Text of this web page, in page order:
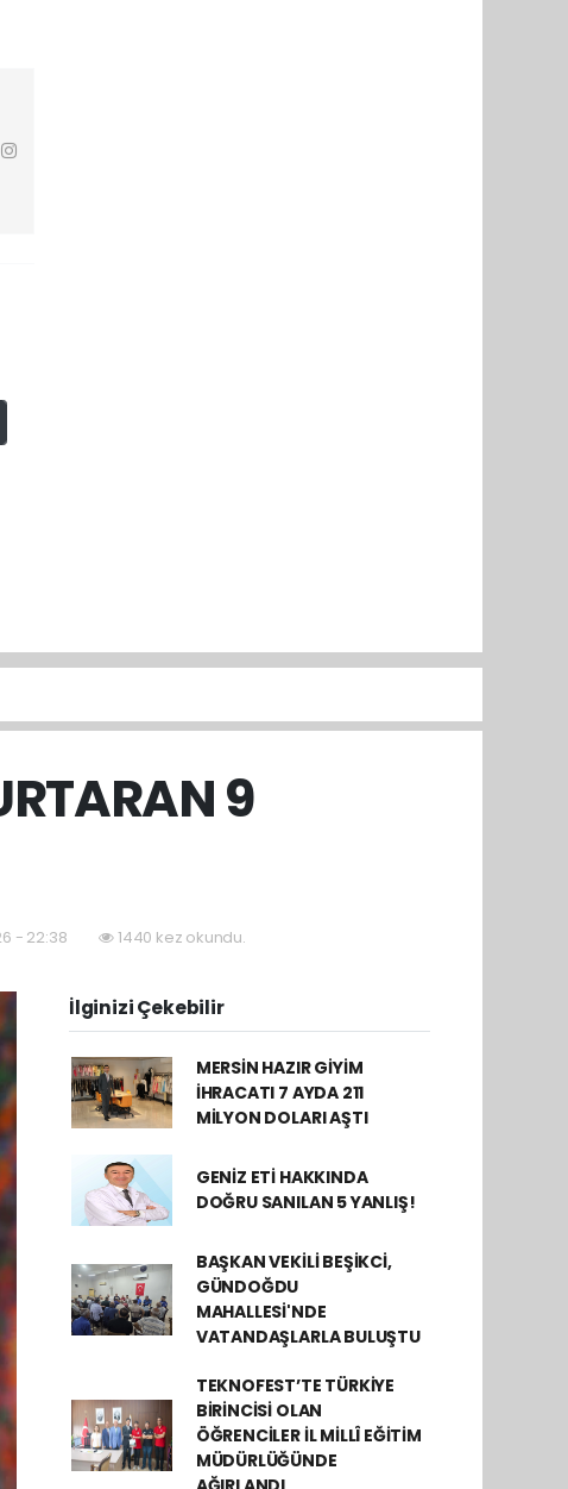
9
- 22:38 1440 kez okundu.
İlginizi Çekebilir
MERSİN HAZIR GİYİM
İHRACATI 7 AYDA 211
MİLYON DOLARI AŞTI
GENİZ ETİ HAKKINDA
DOĞRU SANILAN 5 YANLIŞ!
BAŞKAN VEKİLİ BEŞİKCİ,
GÜNDOĞDU
MAHALLESİ'NDE
VATANDAŞLARLA BULUŞTU
TEKNOFEST’TE TÜRKİYE
BİRİNCİSİ OLAN
ÖĞRENCİLER İL MİLLÎ EĞİTİM
MÜDÜRLÜĞÜNDE